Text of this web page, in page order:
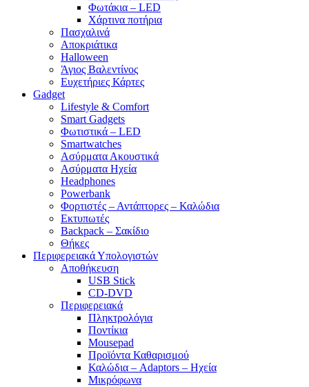
Φωτάκια – LED
Χάρτινα ποτήρια
Πασχαλινά
Αποκριάτικα
Halloween
Άγιος Βαλεντίνος
Ευχετήριες Κάρτες
Gadget
Lifestyle & Comfort
Smart Gadgets
Φωτιστικά – LED
Smartwatches
Ασύρματα Ακουστικά
Ασύρματα Ηχεία
Headphones
Powerbank
Φορτιστές – Αντάπτορες – Καλώδια
Εκτυπωτές
Backpack – Σακίδιο
Θήκες
Περιφερειακά Υπολογιστών
Αποθήκευση
USB Stick
CD-DVD
Περιφερειακά
Πληκτρολόγια
Ποντίκια
Mousepad
Προϊόντα Καθαρισμού
Καλώδια – Adaptors – Ηχεία
Μικρόφωνα